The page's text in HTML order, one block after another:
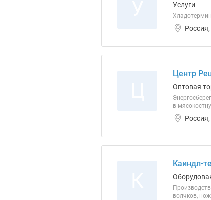
Услуги
Центр
Оптовая
в
Каиндл-
волчков,